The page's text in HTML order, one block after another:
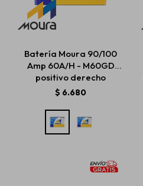
Batería Moura 90/100
Amp 60A/H - M60GD
positivo derecho
$ 6.680
Servicios